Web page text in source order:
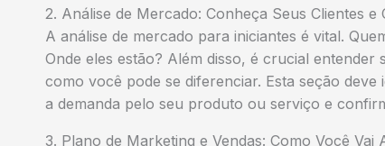
2. Análise de Mercado: Conheça Seus Clientes e
A análise de mercado para iniciantes é vital.
Onde eles estão? Além disso, é crucial
como você pode se diferenciar. Esta seção
a demanda pelo seu produto ou serviço e
3. Plano de Marketing e Vendas: Como Você Vai